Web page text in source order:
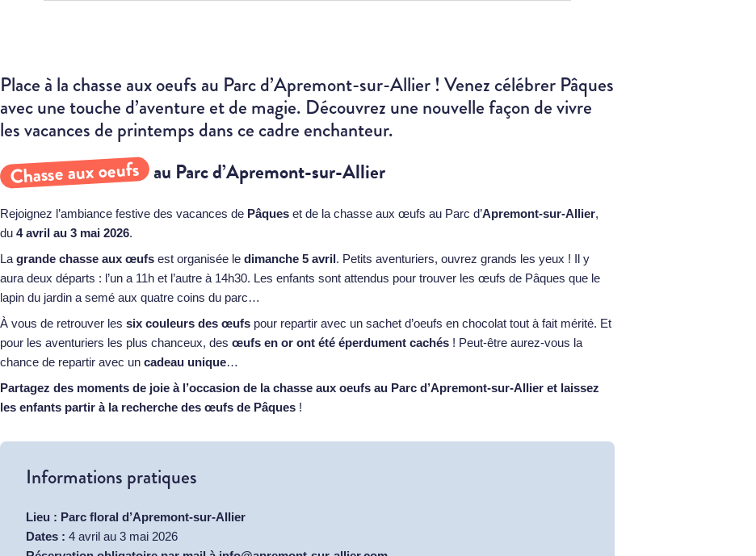
Place à la chasse aux oeufs au Parc d’Apremont-sur-Allier ! Venez célébrer Pâques
avec une touche d’aventure et de magie. Découvrez une nouvelle façon de vivre
les vacances de printemps dans ce cadre enchanteur.
Chasse aux oeufs au Parc d’Apremont-sur-Allier
Rejoignez l’ambiance festive des vacances de Pâques et de la chasse aux œufs au Parc d’Apremont-sur-Allier,
du 4 avril au 3 mai 2026.
La grande chasse aux œufs est organisée le dimanche 5 avril. Petits aventuriers, ouvrez grands les yeux ! Il y
aura deux départs : l’un a 11h et l’autre à 14h30. Les enfants sont attendus pour trouver les œufs de Pâques que le
lapin du jardin a semé aux quatre coins du parc…
À vous de retrouver les six couleurs des œufs pour repartir avec un sachet d’oeufs en chocolat tout à fait mérité. Et
pour les aventuriers les plus chanceux, des œufs en or ont été éperdument cachés ! Peut-être aurez-vous la
chance de repartir avec un cadeau unique…
Partagez des moments de joie à l’occasion de la chasse aux oeufs au Parc d’Apremont-sur-Allier et laissez
les enfants partir à la recherche des œufs de Pâques !
Informations pratiques
Lieu : Parc floral d’Apremont-sur-Allier
Dates : 4 avril au 3 mai 2026